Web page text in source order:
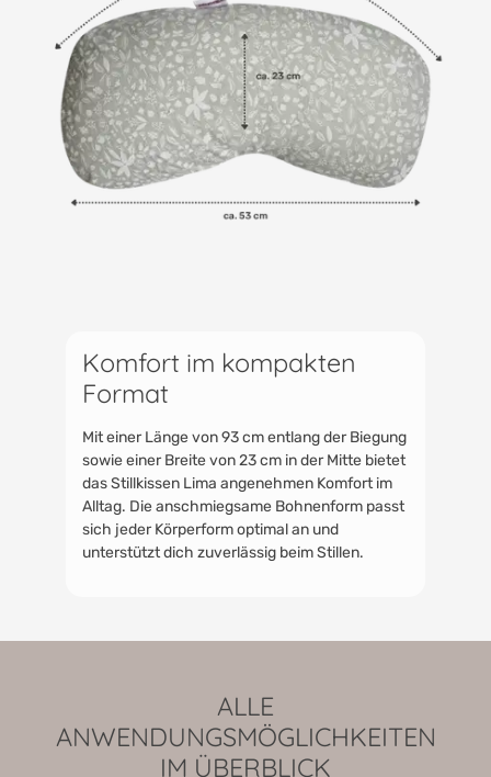
Komfort im kompakten
Format
Mit einer Länge von 93 cm entlang der Biegung
sowie einer Breite von 23 cm in der Mitte bietet
das Stillkissen Lima angenehmen Komfort im
Alltag. Die anschmiegsame Bohnenform passt
sich jeder Körperform optimal an und
unterstützt dich zuverlässig beim Stillen.
ALLE
ANWENDUNGSMÖGLICHKEITEN
IM ÜBERBLICK